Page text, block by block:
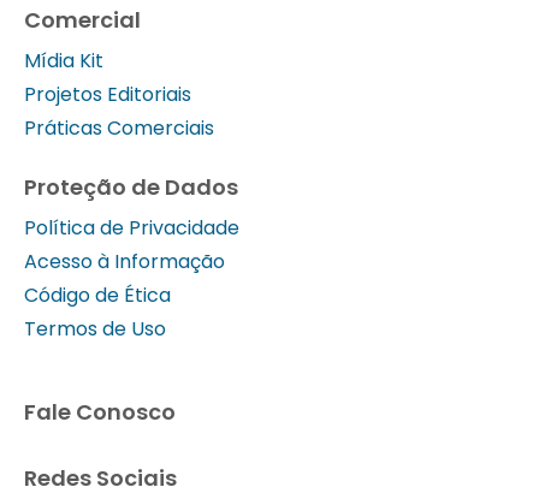
Comercial
Mídia Kit
Projetos Editoriais
Práticas Comerciais
Proteção de Dados
Política de Privacidade
Acesso à Informação
Código de Ética
Termos de Uso
Fale Conosco
Redes Sociais